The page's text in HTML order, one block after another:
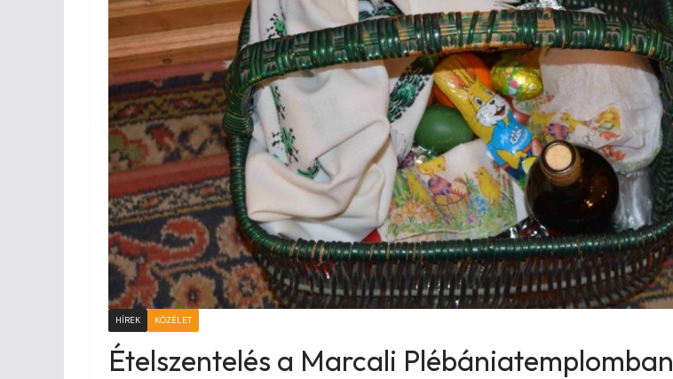
HÍREK KÖZÉLET
Ételszentelés a Marcali Plébániatemplomban